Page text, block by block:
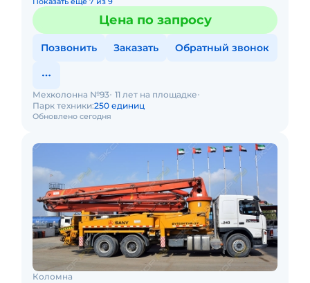
Цена по запросу
Позвонить Заказать Обратный звонок
Обновлено сегодня
Мехколонна №93 11 лет на площадке
Парк техники:250 единиц
Коломна